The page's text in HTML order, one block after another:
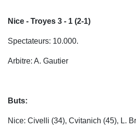
Nice - Troyes 3 - 1 (2-1)
Spectateurs: 10.000.
Arbitre: A. Gautier
Buts:
Nice: Civelli (34), Cvitanich (45), L.